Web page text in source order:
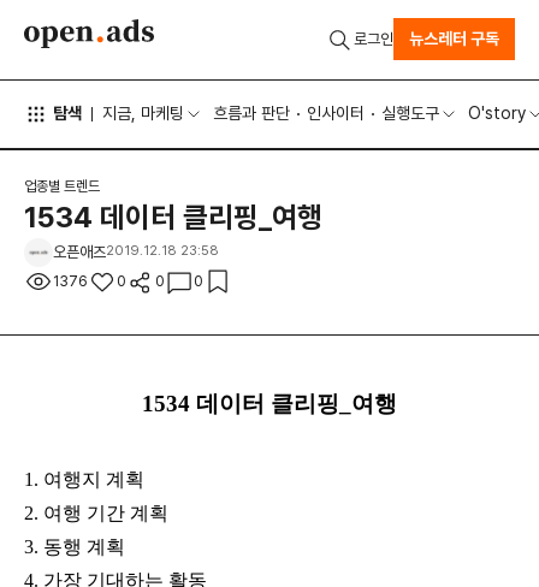
탐색 지금, 마케팅 흐름과 판단 인사이터 실행도구 O'story
로그인 뉴스레터 구독
업종별 트렌드
1534 데이터 클리핑_여행
오픈애즈2019.12.18 23:58
1376 0 0 0
1534 데이터 클리핑_여행
1. 여행지 계획
2. 여행 기간 계획
3. 동행 계획
4. 가장 기대하는 활동